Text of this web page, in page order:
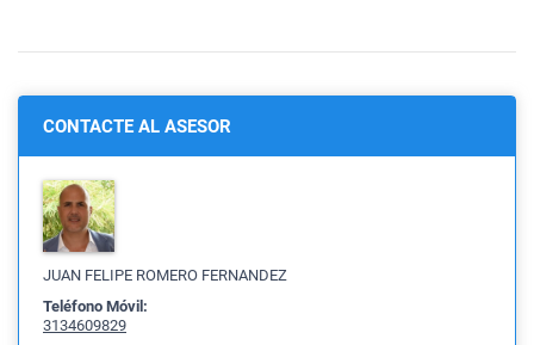
CONTACTE AL ASESOR
JUAN FELIPE ROMERO FERNANDEZ
Teléfono Móvil:
3134609829